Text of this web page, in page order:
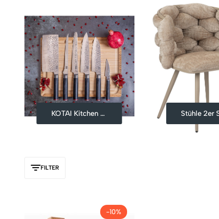
KOTAI Kitchen Kraft Stühle 2er
FILTER
-10%